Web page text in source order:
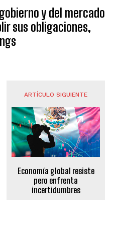
y del mercado
sus obligaciones,
ARTÍCULO SIGUIENTE
Economía global resiste
pero enfrenta
incertidumbres